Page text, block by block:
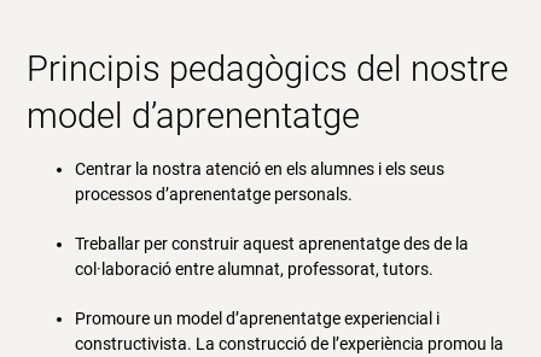
Principis pedagògics del nostre
model d’aprenentatge
Centrar la nostra atenció en els alumnes i els seus
processos d’aprenentatge personals.
Treballar per construir aquest aprenentatge des de la
col·laboració entre alumnat, professorat, tutors.
Promoure un model d’aprenentatge experiencial i
constructivista. La construcció de l’experiència promou la